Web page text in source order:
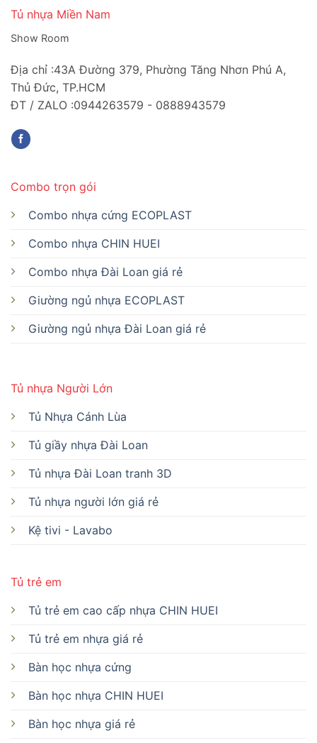
Tủ nhựa Miền Nam
Show Room
Địa chỉ :43A Đường 379, Phường Tăng Nhơn Phú A,
Thủ Đức, TP.HCM
ĐT / ZALO :0944263579 - 0888943579
Tủ nhựa Người Lớn
Tủ Nhựa Cánh Lùa
Tủ giầy nhựa Đài Loan
Tủ nhựa Đài Loan tranh 3D
Tủ nhựa người lớn giá rẻ
Kệ tivi - Lavabo
Tủ trẻ em
Tủ trẻ em cao cấp nhựa CHIN HUEI
Tủ trẻ em nhựa giá rẻ
Bàn học nhựa cứng
Bàn học nhựa CHIN HUEI
Bàn học nhựa giá rẻ
Combo trọn gói
Combo nhựa cứng ECOPLAST
Combo nhựa CHIN HUEI
Combo nhựa Đài Loan giá rẻ
Giường ngủ nhựa ECOPLAST
Giường ngủ nhựa Đài Loan giá rẻ